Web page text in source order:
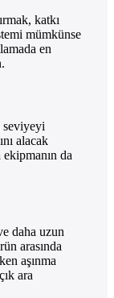
katkı
mümkünse
en
seviyeyi
alacak
da
daha uzun
arasında
aşınma
ara